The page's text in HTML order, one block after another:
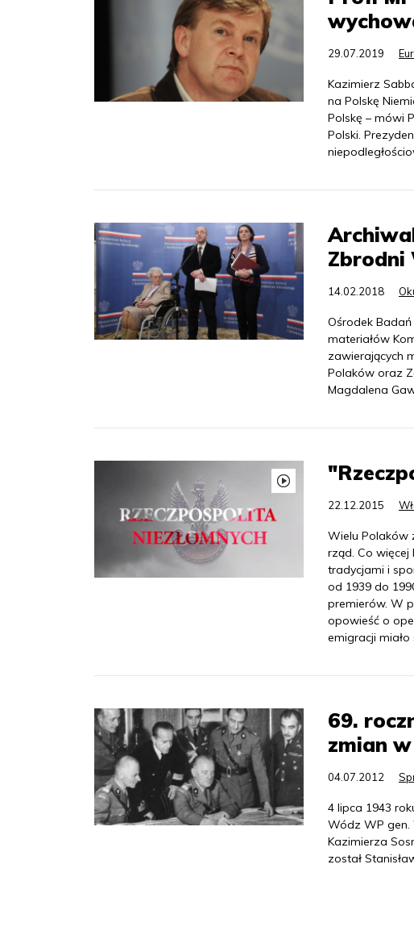
29.07.2019
Kazimierz
na Polskę
Polskę – mówi
Polski.
Zbrodni
14.02.2018
Ośrodek
materiałów
zawierających
Polaków oraz
Magdalena
22.12.2015
Wielu Polaków
rząd. Co więcej
tradycjami i
od 1939 do
premierów. W
opowieść o
emigracji miało
69.
zmian
04.07.2012
4 lipca 1943
Wódz WP gen.
Kazimierza
został